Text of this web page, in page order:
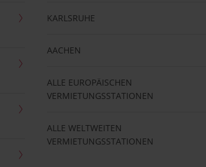
KARLSRUHE
AACHEN
ALLE EUROPÄISCHEN
VERMIETUNGSSTATIONEN
ALLE WELTWEITEN
VERMIETUNGSSTATIONEN